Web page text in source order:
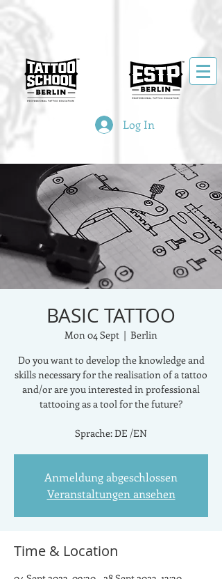
Log In
BASIC TATTOO
Mon 04 Sept
  |
Berlin
Do you want to develop the knowledge and
skills necessary for the realisation of a tattoo
and/or are you interested in professional
tattooing as a tool for the future?
Sprache: DE /EN
Anmeldung abgeschlossen
Veranstaltungen ansehen
Time & Location